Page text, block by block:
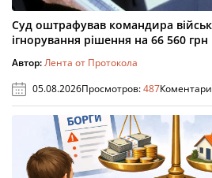
Суд оштрафував командира
ігнорування рішення на 66 560 грн
Автор:Лента от Протокола
05.08.2026Просмотров:487